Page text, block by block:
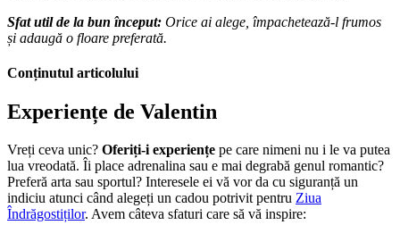
Sfat util de la bun început: Orice ai alege, împachetează-l frumos
și adaugă o floare preferată.
Conținutul articolului
Experiențe de Valentin
Vreți ceva unic? Oferiți-i experiențe pe care nimeni nu i le va putea
lua vreodată. Îi place adrenalina sau e mai degrabă genul romantic?
Preferă arta sau sportul? Interesele ei vă vor da cu siguranță un
indiciu atunci când alegeți un cadou potrivit pentru Ziua
Îndrăgostiților. Avem câteva sfaturi care să vă inspire: